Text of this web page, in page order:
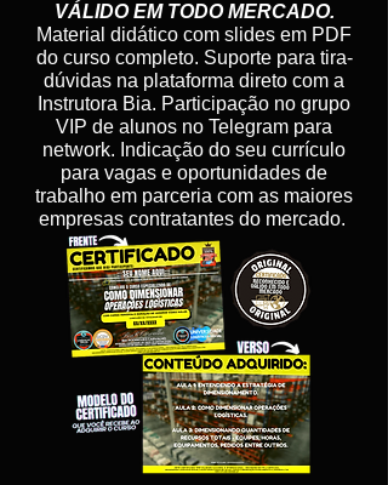
VÁLIDO EM TODO MERCADO.
Material didático com slides em PDF
do curso completo. Suporte para tira-
dúvidas na plataforma direto com a
Instrutora Bia. Participação no grupo
VIP de alunos no Telegram para
network. Indicação do seu currículo
para vagas e oportunidades de
trabalho em parceria com as maiores
empresas contratantes do mercado.